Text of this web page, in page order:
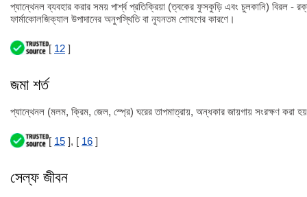
প্যান্থেনল ব্যবহার করার সময় পার্শ্ব প্রতিক্রিয়া (ত্বকের ফুসকুড়ি এবং চুলকানি) বিরল -
ফার্মাকোলজিক্যাল উপাদানের অনুপস্থিতি বা ন্যূনতম শোষণের কারণে।
[ 12 ]
জমা শর্ত
প্যান্থেনল (মলম, ক্রিম, জেল, স্প্রে) ঘরের তাপমাত্রায়, অন্ধকার জায়গায় সংরক্ষণ করা
[ 15 ], [ 16 ]
সেল্ফ জীবন